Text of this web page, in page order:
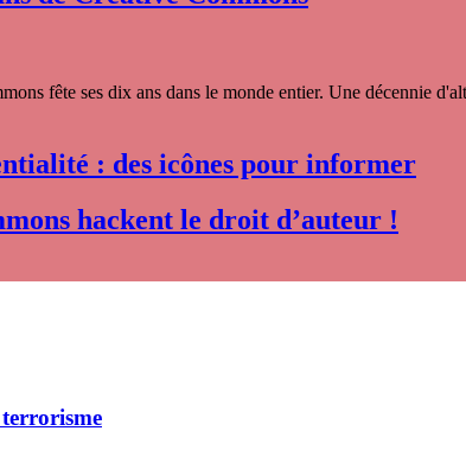
fête ses dix ans dans le monde entier. Une décennie
: des icônes pour informer
hackent le droit d’auteur !